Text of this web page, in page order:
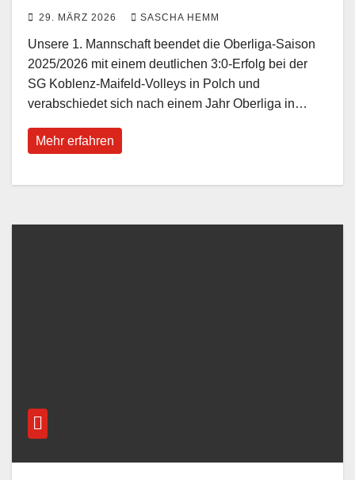
29. MÄRZ 2026 SASCHA HEMM
Unsere 1. Mannschaft beendet die Oberliga-Saison
2025/2026 mit einem deutlichen 3:0-Erfolg bei der
SG Koblenz-Maifeld-Volleys in Polch und
verabschiedet sich nach einem Jahr Oberliga in…
Mehr erfahren